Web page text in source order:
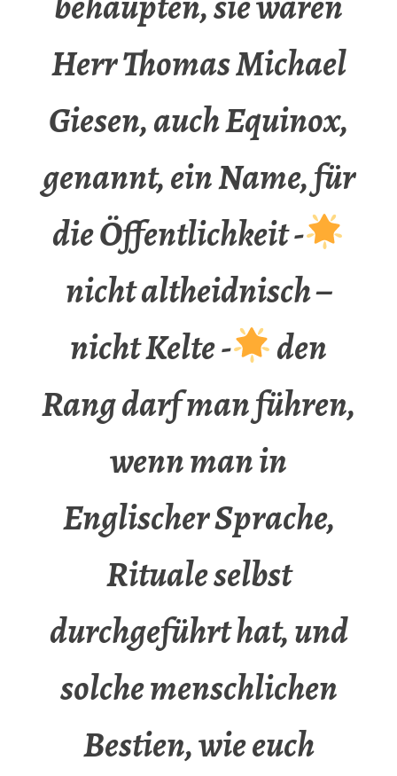
Herr Thomas Michael
Giesen, auch Equinox,
genannt, ein Name, für
die Öffentlichkeit -
nicht altheidnisch –
nicht Kelte -
den
Rang darf man führen,
wenn man in
Englischer Sprache,
Rituale selbst
durchgeführt hat, und
solche menschlichen
Bestien, wie euch